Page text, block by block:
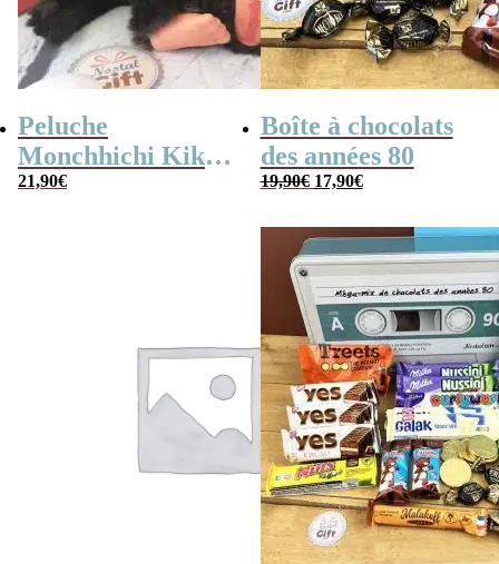
Peluche
Monchhichi Kiki
l’original (20 cm)
21,90€
Boîte à chocolats
des années 80
19,90€ Le
prix
19,90€.
17,90€Le
prix
17,90€.